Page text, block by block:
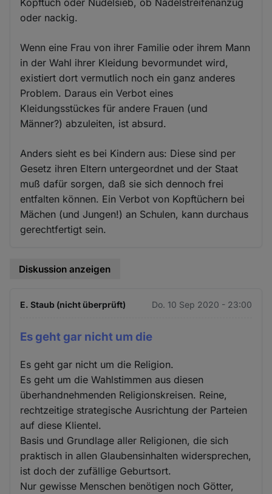
oder nackig.
Wenn eine Frau von ihrer Familie oder ihrem Mann
in der Wahl ihrer Kleidung bevormundet wird,
existiert dort vermutlich noch ein ganz anderes
Problem. Daraus ein Verbot eines
Kleidungsstückes für andere Frauen (und
Männer?) abzuleiten, ist absurd.
Anders sieht es bei Kindern aus: Diese sind per
Gesetz ihren Eltern untergeordnet und der Staat
muß dafür sorgen, daß sie sich dennoch frei
entfalten können. Ein Verbot von Kopftüchern bei
Mächen (und Jungen!) an Schulen, kann durchaus
gerechtfertigt sein.
Diskussion anzeigen
E. Staub (nicht überprüft) Do. 10 Sep 2020 - 23:00
Es geht gar nicht um die
Es geht gar nicht um die Religion.
Es geht um die Wahlstimmen aus diesen
überhandnehmenden Religionskreisen. Reine,
rechtzeitige strategische Ausrichtung der Parteien
auf diese Klientel.
Basis und Grundlage aller Religionen, die sich
praktisch in allen Glaubensinhalten widersprechen,
ist doch der zufällige Geburtsort.
Nur gewisse Menschen benötigen noch Götter,